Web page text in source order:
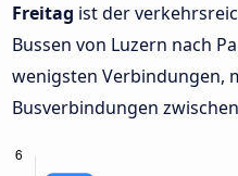
Freitag ist der
Bussen von Luzern nach
wenigsten Verbindungen,
Busverbindungen